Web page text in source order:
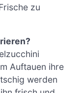
zu
Auftauen ihre
werden